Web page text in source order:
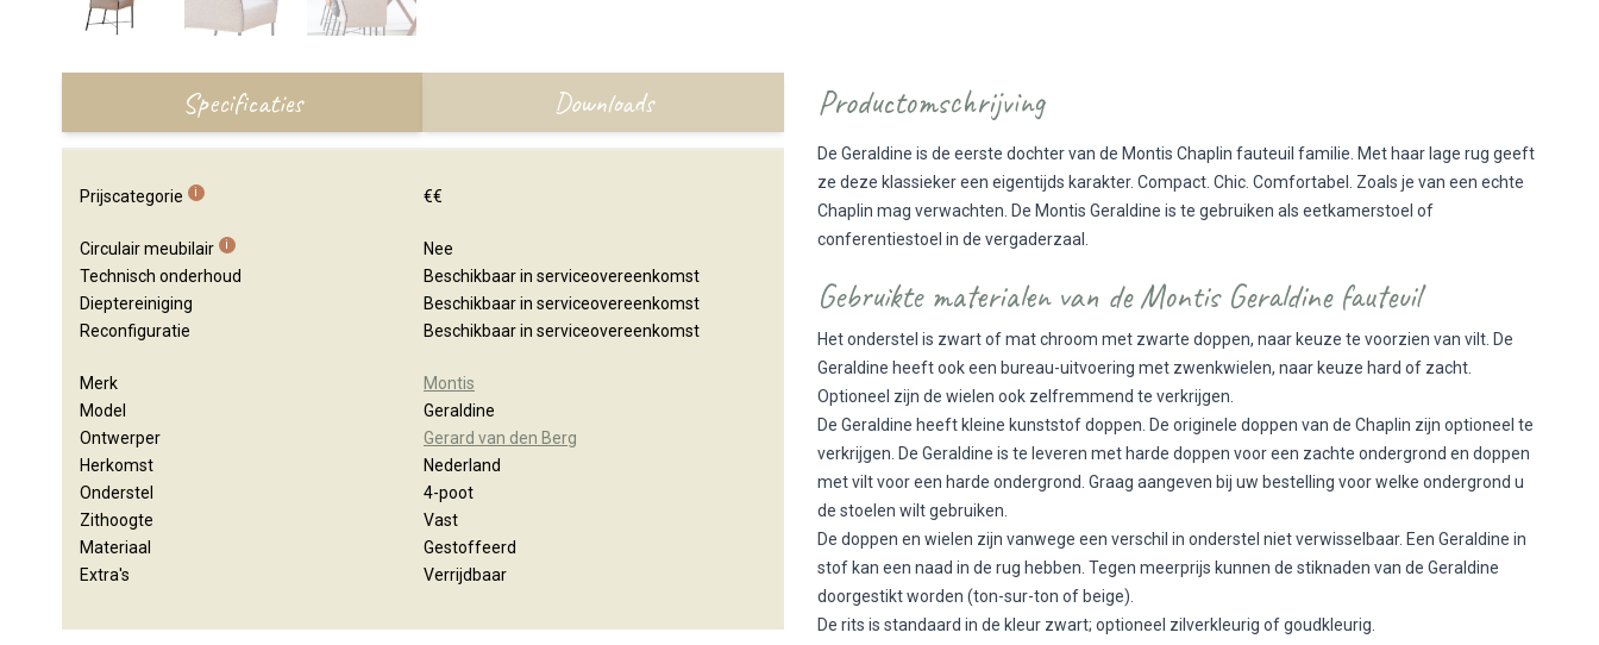
Specificaties Downloads
Prijscategorie i €€
Circulair meubilair i
Nee
Technisch onderhoud
Beschikbaar in serviceovereenkomst
Dieptereiniging
Beschikbaar in serviceovereenkomst
Reconfiguratie
Beschikbaar in serviceovereenkomst
Merk
Montis
Model
Geraldine
Ontwerper
Gerard van den Berg
Herkomst
Nederland
Onderstel
4-poot
Zithoogte
Vast
Materiaal
Gestoffeerd
Extra's
Verrijdbaar
Productomschrijving
De Geraldine is de eerste dochter van de Montis Chaplin fauteuil familie. Met haar lage rug geeft
ze deze klassieker een eigentijds karakter. Compact. Chic. Comfortabel. Zoals je van een echte
Chaplin mag verwachten. De Montis Geraldine is te gebruiken als eetkamerstoel of
conferentiestoel in de vergaderzaal.
Gebruikte materialen van de Montis Geraldine fauteuil
Het onderstel is zwart of mat chroom met zwarte doppen, naar keuze te voorzien van vilt. De
Geraldine heeft ook een bureau-uitvoering met zwenkwielen, naar keuze hard of zacht.
Optioneel zijn de wielen ook zelfremmend te verkrijgen.
De Geraldine heeft kleine kunststof doppen. De originele doppen van de Chaplin zijn optioneel te
verkrijgen. De Geraldine is te leveren met harde doppen voor een zachte ondergrond en doppen
met vilt voor een harde ondergrond. Graag aangeven bij uw bestelling voor welke ondergrond u
de stoelen wilt gebruiken.
De doppen en wielen zijn vanwege een verschil in onderstel niet verwisselbaar. Een Geraldine in
stof kan een naad in de rug hebben. Tegen meerprijs kunnen de stiknaden van de Geraldine
doorgestikt worden (ton-sur-ton of beige).
De rits is standaard in de kleur zwart; optioneel zilverkleurig of goudkleurig.